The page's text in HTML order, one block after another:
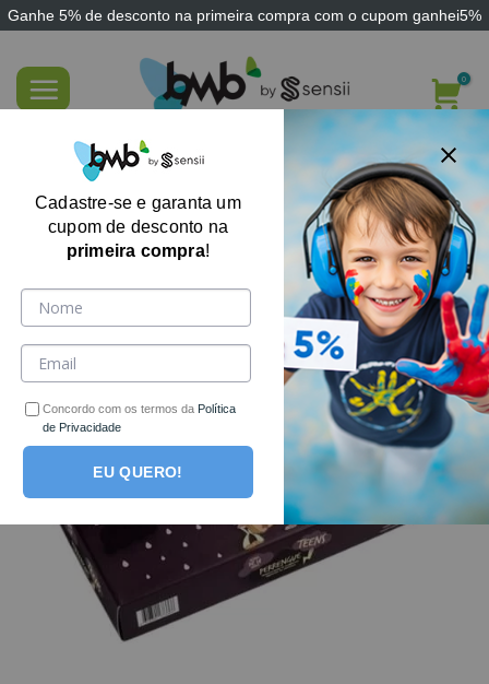
Ganhe 5% de desconto na primeira compra com o cupom ganhei5%
content
PERRENGUE TEENS – Jogo Terapêutico
sobre Identificação de Problemas e
Objetivos de Mudança na Adolescência
Cadastre-se e garanta um
cupom de desconto na
primeira compra!
Concordo com os termos da Política
de Privacidade
EU QUERO!